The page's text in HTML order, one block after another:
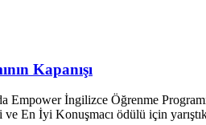
Kapanışı
Empower İngilizce Öğrenme
En İyi Konuşmacı ödülü için